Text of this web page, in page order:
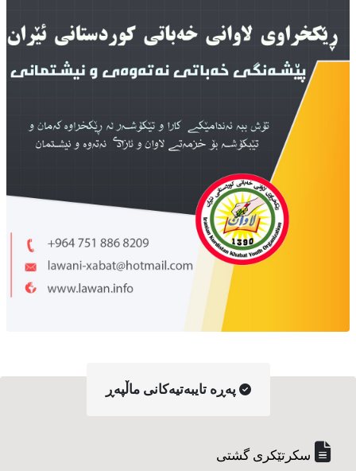
په‌ڕه‌ تایبه‌تیه‌کانی ماڵپه‌ڕ
سکرتێکری گشتی